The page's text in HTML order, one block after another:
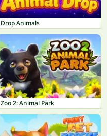
Drop Animals
Zoo 2: Animal Park